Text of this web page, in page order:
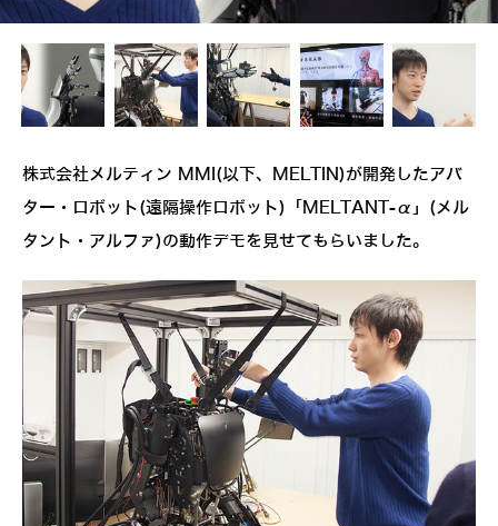
株式会社メルティン MMI(以下、MELTIN)が開発したアバ
ター・ロボット(遠隔操作ロボット)「MELTANT-α」(メル
タント・アルファ)の動作デモを見せてもらいました。